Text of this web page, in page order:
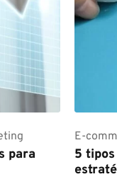
para
E-
5